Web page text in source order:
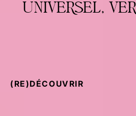
UNIVERSEL,
(RE)DÉCOUVRIR